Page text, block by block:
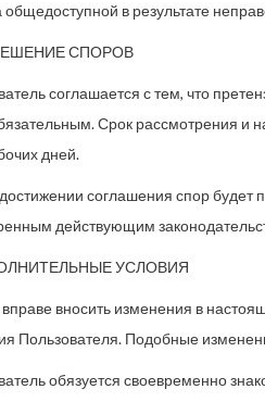
общедоступной в результате
СПОРОВ
соглашается с тем, что
Срок рассмотрения и
дней.
соглашения спор будет
действующим
УСЛОВИЯ
вносить изменения в
Пользователя. Подобные
обязуется своевременно